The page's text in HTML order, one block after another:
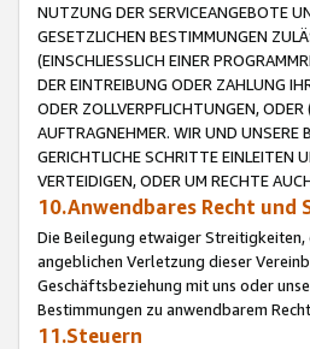
NUTZUNG DER SERVICEANGEBOTE
GESETZLICHEN BESTIMMUNGEN
(EINSCHLIESSLICH EINER
DER EINTREIBUNG ODER ZAHLUNG
ODER ZOLLVERPFLICHTUNGEN,
AUFTRAGNEHMER. WIR UND UNSERE
GERICHTLICHE SCHRITTE EINLEITEN
VERTEIDIGEN, ODER UM RECHTE
10.Anwendbares Recht
Die Beilegung etwaiger
angeblichen Verletzung dieser
Geschäftsbeziehung mit uns oder
Bestimmungen zu anwendbarem
11.Steuern